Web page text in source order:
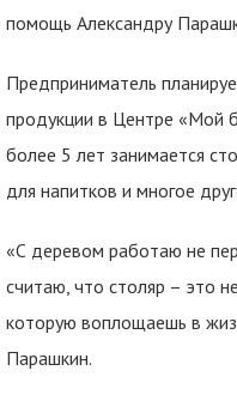
помощь Александру
Предприниматель
продукции в Центре «Мой
более 5 лет занимается
для напитков и многое
«С деревом работаю не
считаю, что столяр – это
которую воплощаешь в
Парашкин.